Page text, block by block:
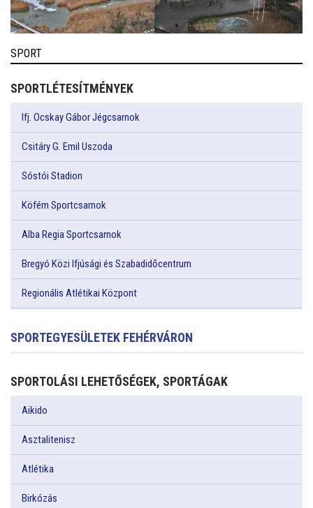
SPORT
SPORTLÉTESÍTMÉNYEK
Ifj. Ocskay Gábor Jégcsarnok
Csitáry G. Emil Uszoda
Sóstói Stadion
Köfém Sportcsarnok
Alba Regia Sportcsarnok
Bregyó Közi Ifjúsági és Szabadidőcentrum
Regionális Atlétikai Központ
SPORTEGYESÜLETEK FEHÉRVÁRON
SPORTOLÁSI LEHETŐSÉGEK, SPORTÁGAK
Aikido
Asztalitenisz
Atlétika
Birkózás